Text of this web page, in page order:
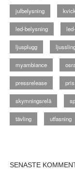
julbelysning
led-belysning
ljusplugg
myambiance
pressrelease pris
skymningsrelä
tävling utfasning
SENASTE